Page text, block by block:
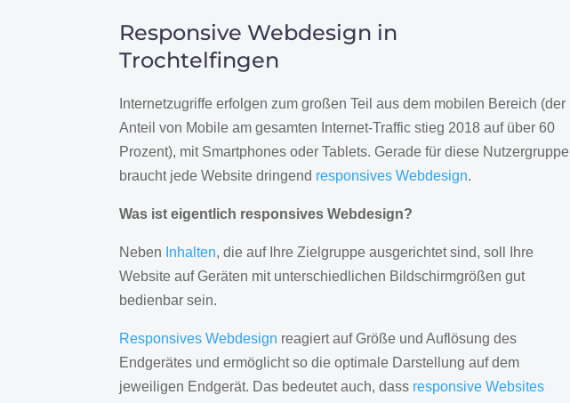
Responsive Webdesign in
Trochtelfingen
Internetzugriffe erfolgen zum großen Teil aus dem mobilen Bereich (der
Anteil von Mobile am gesamten Internet-Traffic stieg 2018 auf über 60
Prozent), mit Smartphones oder Tablets. Gerade für diese Nutzergruppe
braucht jede Website dringend responsives Webdesign.
Was ist eigentlich responsives Webdesign?
Neben Inhalten, die auf Ihre Zielgruppe ausgerichtet sind, soll Ihre
Website auf Geräten mit unterschiedlichen Bildschirmgrößen gut
bedienbar sein.
Responsives Webdesign reagiert auf Größe und Auflösung des
Endgerätes und ermöglicht so die optimale Darstellung auf dem
jeweiligen Endgerät. Das bedeutet auch, dass responsive Websites